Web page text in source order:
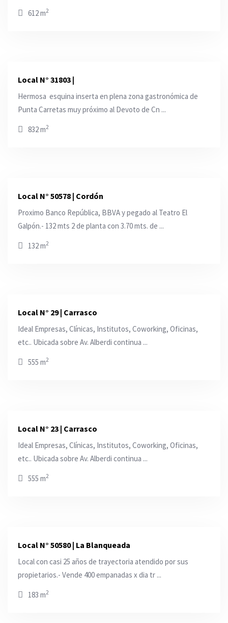
612 m2
Local N° 31803 |
Hermosa esquina inserta en plena zona gastronómica de
Punta Carretas muy próximo al Devoto de Cn ...
832 m2
Local N° 50578 | Cordón
Proximo Banco República, BBVA y pegado al Teatro El
Galpón.- 132 mts 2 de planta con 3.70 mts. de ...
132 m2
Local N° 29 | Carrasco
Ideal Empresas, Clínicas, Institutos, Coworking, Oficinas,
etc.. Ubicada sobre Av. Alberdi continua ...
555 m2
Local N° 23 | Carrasco
Ideal Empresas, Clínicas, Institutos, Coworking, Oficinas,
etc.. Ubicada sobre Av. Alberdi continua ...
555 m2
Local N° 50580 | La Blanqueada
Local con casi 25 años de trayectoria atendido por sus
propietarios.- Vende 400 empanadas x dia tr ...
183 m2